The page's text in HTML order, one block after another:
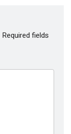
Required fields